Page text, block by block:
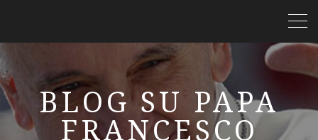
BLOG SU PAPA
FRANCESCO